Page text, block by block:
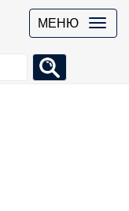
МЕНЮ